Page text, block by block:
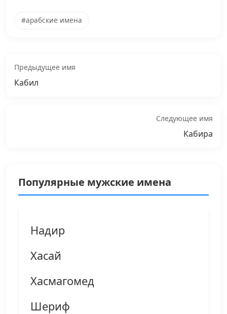
#арабские имена
Предыдущее имя
Кабил
Следующее имя
Кабира
Популярные мужские имена
Надир
Хасай
Хасмагомед
Шериф